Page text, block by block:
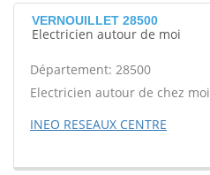
VERNOUILLET 28500
Electricien autour de moi
Département: 28500
Electricien autour de chez moi
INEO RESEAUX CENTRE